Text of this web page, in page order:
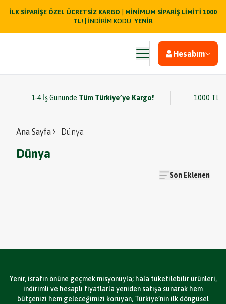
İLK SİPARİŞE ÖZEL ÜCRETSİZ KARGO
MİNİMUM SİPARİŞ LİMİTİ 1000
TL! | İNDİRİM KODU: YENİR
Hesabım
1-4 İş Gününde Tüm Türkiye’ye Kargo! 1000 TL
Ana Sayfa Dünya
Dünya
Son Eklenen
Yenir, israfın önüne geçmek misyonuyla; hala tüketilebilir ürünleri,
indirimli ve hesaplı fiyatlarla yeniden satışa sunarak hem
bütçenizi hem geleceğimizi koruyan, Türkiye’nin ilk döngüsel